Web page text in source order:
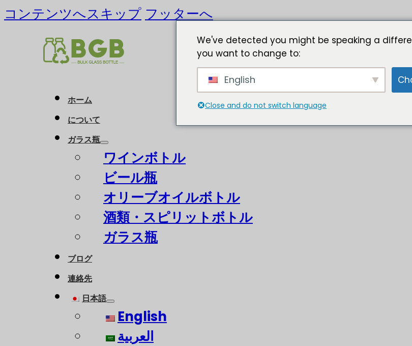
コンテンツへスキップ フッターへ
ホーム
について
ガラス瓶
ワインボトル
ビール瓶
オリーブオイルボトル
酒類・スピリットボトル
ガラス瓶
ブログ
連絡先
日本語
English
العربية
We've detected you might be speaking a
you want to change to:
English
Close and do not switch language